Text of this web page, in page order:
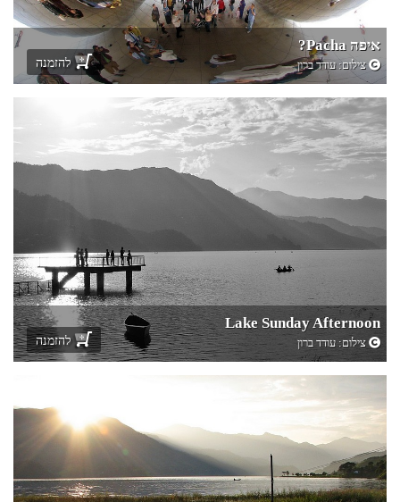
איפה Pacha?
צילום:עודד ברון להזמנה
Lake Sunday Afternoon
צילום: עודד ברון להזמנה